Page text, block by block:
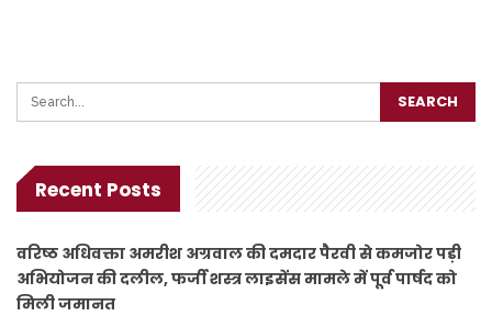
Recent Posts
वरिष्ठ अधिवक्ता अमरीश अग्रवाल की दमदार पैरवी से कमजोर पड़ी
अभियोजन की दलील, फर्जी शस्त्र लाइसेंस मामले में पूर्व पार्षद को
मिली जमानत